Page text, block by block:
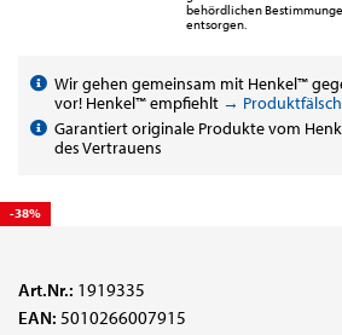
behördlichen
entsorgen.
Wir gehen gemeinsam mit Henkel™
vor! Henkel™ empfiehlt →
Garantiert originale Produkte vom
des Vertrauens
-38%
Art.Nr.: 1919335
EAN: 5010266007915